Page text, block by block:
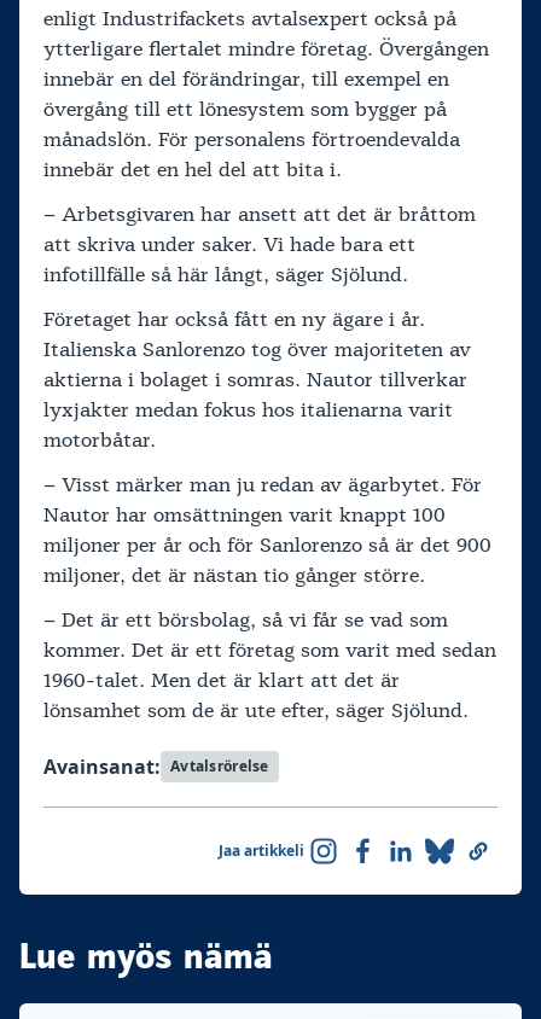
enligt Industrifackets avtalsexpert också på
ytterligare flertalet mindre företag. Övergången
innebär en del förändringar, till exempel en
övergång till ett lönesystem som bygger på
månadslön. För personalens förtroendevalda
innebär det en hel del att bita i.
– Arbetsgivaren har ansett att det är bråttom
att skriva under saker. Vi hade bara ett
infotillfälle så här långt, säger Sjölund.
Företaget har också fått en ny ägare i år.
Italienska Sanlorenzo tog över majoriteten av
aktierna i bolaget i somras. Nautor tillverkar
lyxjakter medan fokus hos italienarna varit
motorbåtar.
– Visst märker man ju redan av ägarbytet. För
Nautor har omsättningen varit knappt 100
miljoner per år och för Sanlorenzo så är det 900
miljoner, det är nästan tio gånger större.
– Det är ett börsbolag, så vi får se vad som
kommer. Det är ett företag som varit med sedan
1960-talet. Men det är klart att det är
lönsamhet som de är ute efter, säger Sjölund.
Avainsanat: Avtalsrörelse
Jaa artikkeli
Lue myös nämä